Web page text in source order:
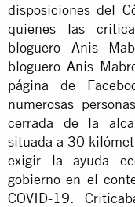
disposiciones del
quienes las
bloguero Anis
bloguero Anis
página de
numerosas
cerrada de la
situada a 30
exigir la ayuda
gobierno en el
COVID-19.